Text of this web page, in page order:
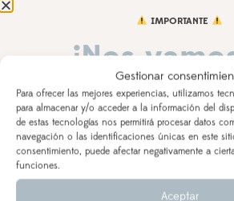
Gestionar
Para ofrecer las mejores experiencias, utilizamos
para almacenar y/o acceder a la información del
de estas tecnologías nos permitirá procesar datos
navegación o las identificaciones únicas en este
consentimiento, puede afectar negativamente a
funciones.
Aceptar
IMPORTANTE
¡Nos
DEL 3 AL 21 DE
Los pedidos realizados a partir del
según orden de entrada y tiempo